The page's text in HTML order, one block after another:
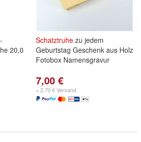
20,0
Schatztruhe zu jedem
Geburtstag Geschenk aus Holz
Fotobox Namensgravur
7,00 €
+ 2,70 € Versand